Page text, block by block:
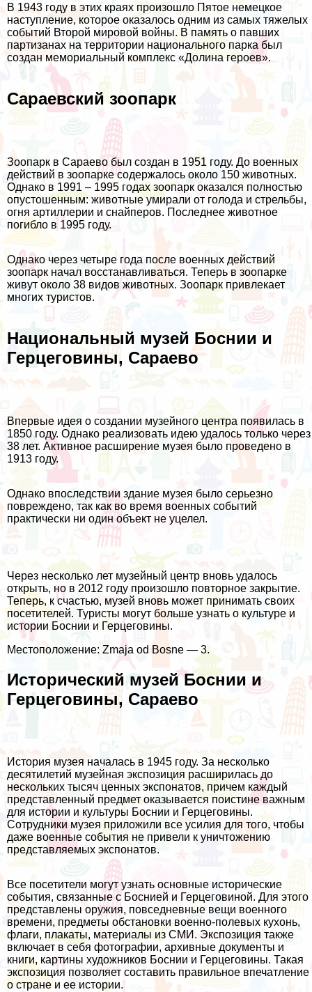
В 1943 году в этих краях произошло Пятое немецкое
наступление, которое оказалось одним из самых тяжелых
событий Второй мировой войны. В память о павших
партизанах на территории национального парка был
создан мемориальный комплекс «Долина героев».
Сараевский зоопарк
Зоопарк в Сараево был создан в 1951 году. До военных
действий в зоопарке содержалось около 150 животных.
Однако в 1991 – 1995 годах зоопарк оказался полностью
опустошенным: животные умирали от голода и стрельбы,
огня артиллерии и снайперов. Последнее животное
погибло в 1995 году.
Однако через четыре года после военных действий
зоопарк начал восстанавливаться. Теперь в зоопарке
живут около 38 видов животных. Зоопарк привлекает
многих туристов.
Национальный музей Боснии и
Герцеговины, Сараево
Впервые идея о создании музейного центра появилась в
1850 году. Однако реализовать идею удалось только через
38 лет. Активное расширение музея было проведено в
1913 году.
Однако впоследствии здание музея было серьезно
повреждено, так как во время военных событий
практически ни один объект не уцелел.
Через несколько лет музейный центр вновь удалось
открыть, но в 2012 году произошло повторное закрытие.
Теперь, к счастью, музей вновь может принимать своих
посетителей. Туристы могут больше узнать о культуре и
истории Боснии и Герцеговины.
Местоположение: Zmaja od Bosne — 3.
Исторический музей Боснии и
Герцеговины, Сараево
История музея началась в 1945 году. За несколько
десятилетий музейная экспозиция расширилась до
нескольких тысяч ценных экспонатов, причем каждый
представленный предмет оказывается поистине важным
для истории и культуры Боснии и Герцеговины.
Сотрудники музея приложили все усилия для того, чтобы
даже военные события не привели к уничтожению
представляемых экспонатов.
Все посетители могут узнать основные исторические
события, связанные с Боснией и Герцеговиной. Для этого
представлены оружия, повседневные вещи военного
времени, предметы обстановки военно-полевых кухонь,
флаги, плакаты, материалы из СМИ. Экспозиция также
включает в себя фотографии, архивные документы и
книги, картины художников Боснии и Герцеговины. Такая
экспозиция позволяет составить правильное впечатление
о стране и ее истории.